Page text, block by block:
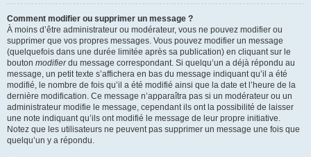
Comment modifier ou supprimer un message ?
À moins d’être administrateur ou modérateur, vous ne pouvez modifier ou
supprimer que vos propres messages. Vous pouvez modifier un message
(quelquefois dans une durée limitée après sa publication) en cliquant sur le
bouton modifierdu message correspondant. Si quelqu’un a déjà répondu au
message, un petit texte s’affichera en bas du message indiquant qu’il a été
modifié, le nombre de fois qu’il a été modifié ainsi que la date et l’heure de la
dernière modification. Ce message n’apparaîtra pas si un modérateur ou un
administrateur modifie le message, cependant ils ont la possibilité de laisser
une note indiquant qu’ils ont modifié le message de leur propre initiative.
Notez que les utilisateurs ne peuvent pas supprimer un message une fois que
quelqu’un y a répondu.